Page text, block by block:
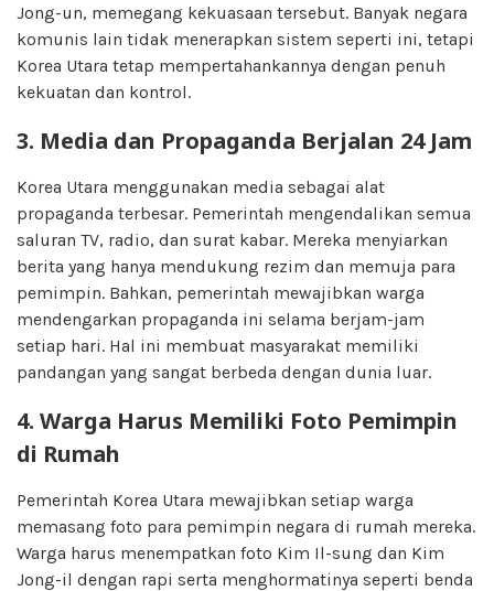
Jong-un, memegang kekuasaan tersebut. Banyak negara
komunis lain tidak menerapkan sistem seperti ini, tetapi
Korea Utara tetap mempertahankannya dengan penuh
kekuatan dan kontrol.
3. Media dan Propaganda Berjalan 24 Jam
Korea Utara menggunakan media sebagai alat
propaganda terbesar. Pemerintah mengendalikan semua
saluran TV, radio, dan surat kabar. Mereka menyiarkan
berita yang hanya mendukung rezim dan memuja para
pemimpin. Bahkan, pemerintah mewajibkan warga
mendengarkan propaganda ini selama berjam-jam
setiap hari. Hal ini membuat masyarakat memiliki
pandangan yang sangat berbeda dengan dunia luar.
4. Warga Harus Memiliki Foto Pemimpin
di Rumah
Pemerintah Korea Utara mewajibkan setiap warga
memasang foto para pemimpin negara di rumah mereka.
Warga harus menempatkan foto Kim Il-sung dan Kim
Jong-il dengan rapi serta menghormatinya seperti benda